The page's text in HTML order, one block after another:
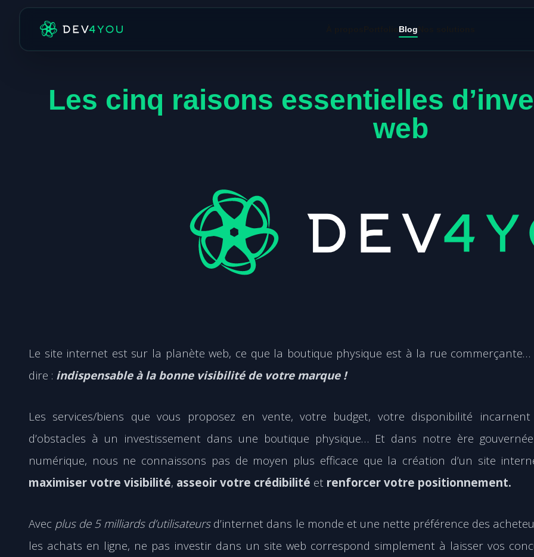
Blog
Les cinq raisons essentielles
web
Le site internet est sur la planète web, ce que la boutique physique est à la rue commerçante…
dire : indispensable à la bonne visibilité de votre marque !
Les services/biens que vous proposez en vente, votre budget, votre disponibilité
d’obstacles à un investissement dans une boutique physique… Et dans notre ère
numérique, nous ne connaissons pas de moyen plus efficace que la création d’un site
maximiser votre visibilité, asseoir votre crédibilité et renforcer votre positionnement.
Avec plus de 5 milliards d’utilisateursd’internet dans le monde et une nette préférence des
les achats en ligne, ne pas investir dans un site web correspond simplement à laisser vos